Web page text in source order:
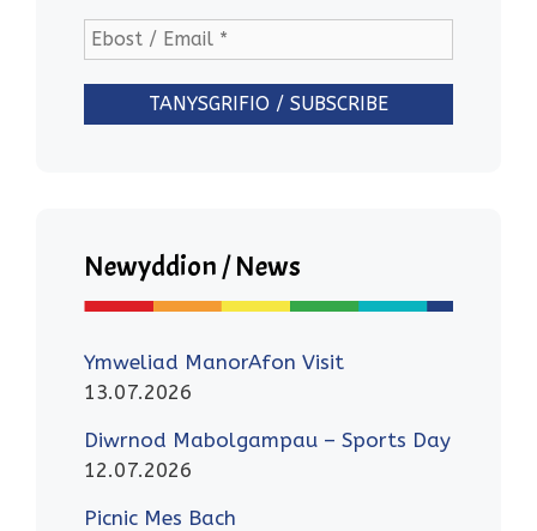
Newyddion / News
Ymweliad ManorAfon Visit
13.07.2026
Diwrnod Mabolgampau – Sports Day
12.07.2026
Picnic Mes Bach